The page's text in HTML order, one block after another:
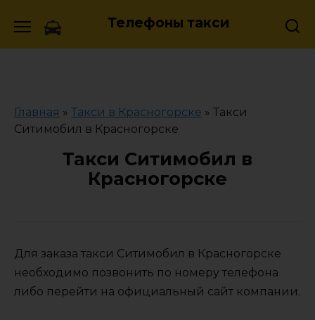
Телефоны такси
Главная » Такси в Красногорске » Такси
Ситимобил в Красногорске
Такси Ситимобил в
Красногорске
Для заказа такси Ситимобил в Красногорске
необходимо позвонить по номеру телефона
либо перейти на официальный сайт компании.